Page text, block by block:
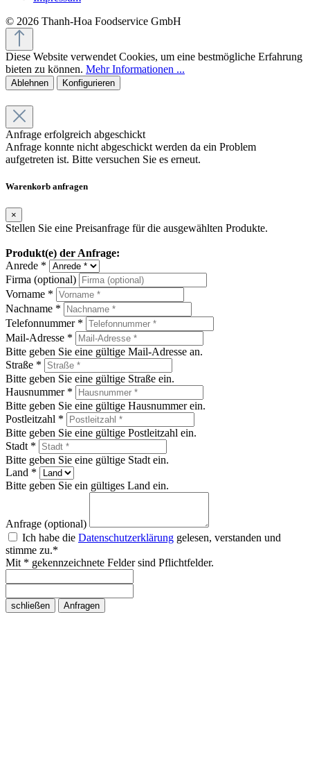
© 2026 Thanh-Hoa Foodservice GmbH
Diese Website verwendet Cookies, um eine bestmögliche Erfahrung
bieten zu können. Mehr Informationen ...
Ablehnen Konfigurieren
Anfrage erfolgreich abgeschickt
Anfrage konnte nicht abgeschickt werden da ein Problem
aufgetreten ist. Bitte versuchen Sie es erneut.
Warenkorb anfragen
×
Stellen Sie eine Preisanfrage für die ausgewählten Produkte.
Produkt(e) der Anfrage:
Anrede *
Firma (optional)
Vorname *
Nachname *
Telefonnummer *
Mail-Adresse *
Bitte geben Sie eine gültige Mail-Adresse an.
Straße *
Bitte geben Sie eine gültige Straße ein.
Hausnummer *
Bitte geben Sie eine gültige Hausnummer ein.
Postleitzahl *
Bitte geben Sie eine gültige Postleitzahl ein.
Stadt *
Bitte geben Sie eine gültige Stadt ein.
Land *
Bitte geben Sie ein gültiges Land ein.
Anfrage (optional)
Ich habe die Datenschutzerklärung gelesen, verstanden und
stimme zu.*
Mit * gekennzeichnete Felder sind Pflichtfelder.
schließen Anfragen